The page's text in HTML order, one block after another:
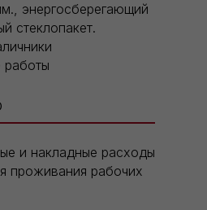
энергосберегающий
стеклопакет.
и накладные расходы
проживания рабочих